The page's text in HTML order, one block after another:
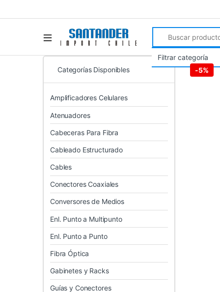
Search for:
-5%
Categorías Disponibles
Amplificadores Celulares
Atenuadores
Cabeceras Para Fibra
Cableado Estructurado
Cables
Conectores Coaxiales
Conversores de Medios
Enl. Punto a Multipunto
Enl. Punto a Punto
Fibra Óptica
Gabinetes y Racks
Guías y Conectores